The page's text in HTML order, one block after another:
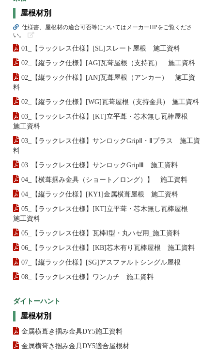
屋根材別
仕様書、屋根材の適合可否等についてはメーカーHPをご覧くださ
い。
01_【ラックレス仕様】[SL]スレート屋根 施工資料
02_【縦ラック仕様】[AG]瓦葺屋根（支持瓦） 施工資料
02_【縦ラック仕様】[AN]瓦葺屋根（アンカー） 施工資
料
02_【縦ラック仕様】[WG]瓦葺屋根（支持金具) 施工資料
03_【ラックレス仕様】[KT]立平葺・芯木無し瓦棒屋根
施工資料
03_【ラックレス仕様】サンロックGripⅡ・Ⅱプラス 施工資
料
03_【ラックレス仕様】サンロックGripⅢ 施工資料
04_【横葺掴み金具（ショート／ロング）】 施工資料
04_【縦ラック仕様】[KY1]金属横葺屋根 施工資料
05_【ラックレス仕様】[KT]立平葺・芯木無し瓦棒屋根
施工資料
05_【ラックレス仕様】瓦棒I型・丸ハゼ用_施工資料
06_【ラックレス仕様】[KB]芯木有り瓦棒屋根 施工資料
07_【縦ラック仕様】[SG]アスファルトシングル屋根
08_【ラックレス仕様】ワンカチ 施工資料
ダイトーハント
屋根材別
金属横葺き掴み金具DY5施工資料
金属横葺き掴み金具DY5適合屋根材